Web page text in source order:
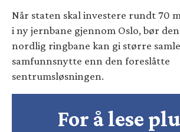
Når staten skal investere rundt 70
i ny jernbane gjennom Oslo, bør
nordlig ringbane kan gi større
samfunnsnytte enn den foreslåtte
sentrumsløsningen.
For å lese